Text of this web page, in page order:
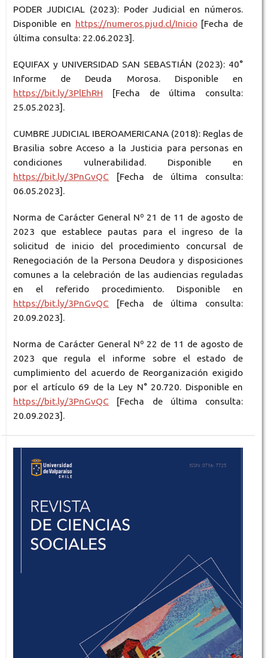
PODER JUDICIAL (2023): Poder Judicial en números.
Disponible en https://numeros.pjud.cl/Inicio[Fecha de
última consulta: 22.06.2023].
EQUIFAX y UNIVERSIDAD SAN SEBASTIÁN (2023): 40°
Informe de Deuda Morosa. Disponible en
https://bit.ly/3PlEhRH [Fecha de última consulta:
25.05.2023].
CUMBRE JUDICIAL IBEROAMERICANA (2018): Reglas de
Brasilia sobre Acceso a la Justicia para personas en
condiciones vulnerabilidad. Disponible en
https://bit.ly/3PnGvQC [Fecha de última consulta:
06.05.2023].
Norma de Carácter General Nº 21 de 11 de agosto de
2023 que establece pautas para el ingreso de la
solicitud de inicio del procedimiento concursal de
Renegociación de la Persona Deudora y disposiciones
comunes a la celebración de las audiencias reguladas
en el referido procedimiento. Disponible en
https://bit.ly/3PnGvQC [Fecha de última consulta:
20.09.2023].
Norma de Carácter General Nº 22 de 11 de agosto de
2023 que regula el informe sobre el estado de
cumplimiento del acuerdo de Reorganización exigido
por el artículo 69 de la Ley N° 20.720. Disponible en
https://bit.ly/3PnGvQC [Fecha de última consulta:
20.09.2023].